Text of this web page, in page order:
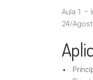
Aula 1 –
24/